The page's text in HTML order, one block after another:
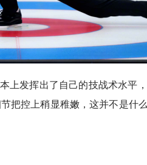
上发挥出了自己的技战术水平
把控上稍显稚嫩，这并不是什